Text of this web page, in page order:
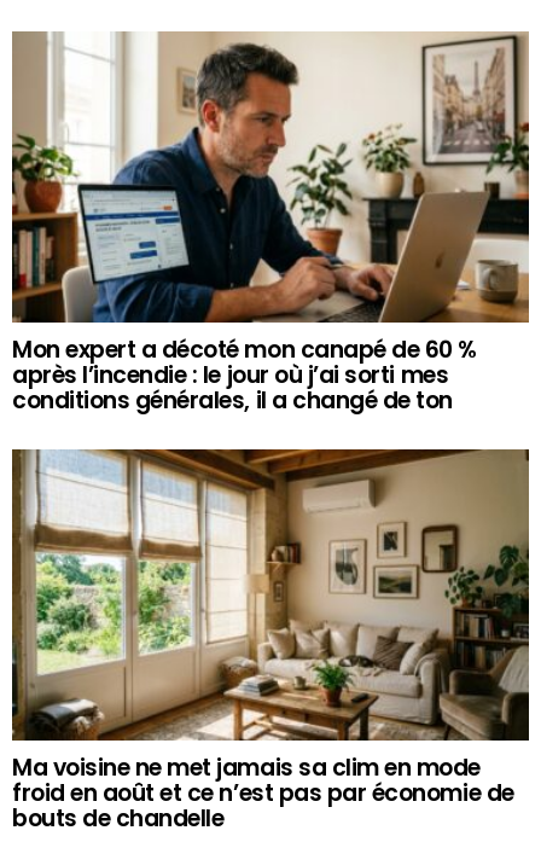
Mon expert a décoté mon canapé de 60 %
après l’incendie : le jour où j’ai sorti mes
conditions générales, il a changé de ton
Ma voisine ne met jamais sa clim en mode
froid en août et ce n’est pas par économie de
bouts de chandelle